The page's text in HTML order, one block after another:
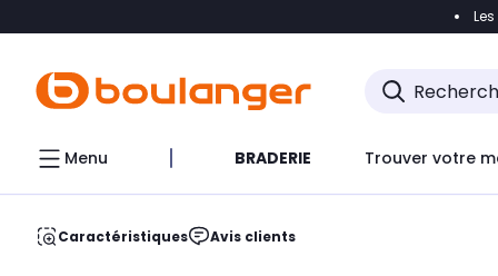
Accéder
Menu BRADERIE Trouver votre
Caractéristiques Avis clients